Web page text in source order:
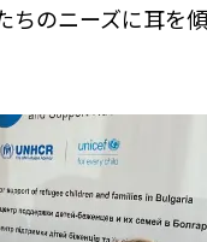
ちのニーズに耳を